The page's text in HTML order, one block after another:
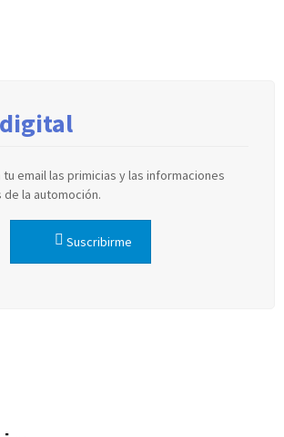
email las primicias y las informaciones
la automoción.
Suscribirme